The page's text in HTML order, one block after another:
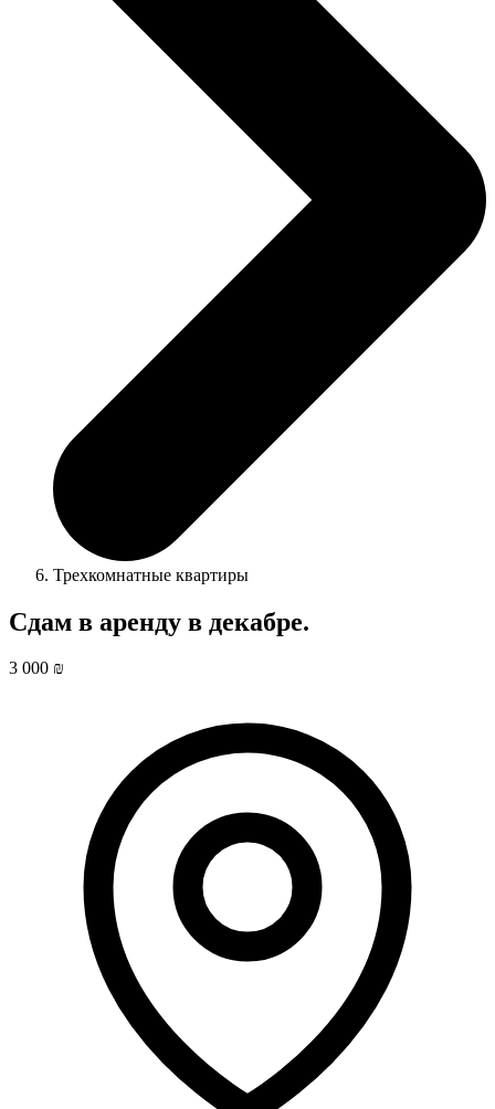
Трехкомнатные квартиры
Сдам в аренду в декабре.
3 000 ₪